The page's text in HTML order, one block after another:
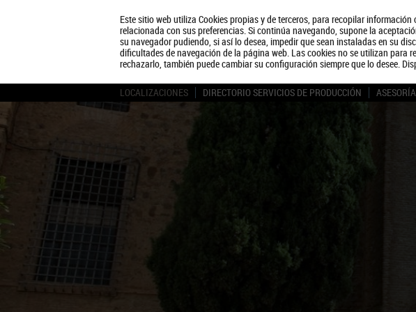
Este sitio web utiliza Cookies propias y de terceros, para recopilar
relacionada con sus preferencias. Si continúa navegando, supone la
su navegador pudiendo, si así lo desea, impedir que sean instaladas en su
dificultades de navegación de la página web. Las cookies no se utilizan para
rechazarlo, también puede cambiar su configuración siempre que lo desee.
LOCALIZACIONES DIRECTORIO SERVICIOS DE PRODUCCIÓN